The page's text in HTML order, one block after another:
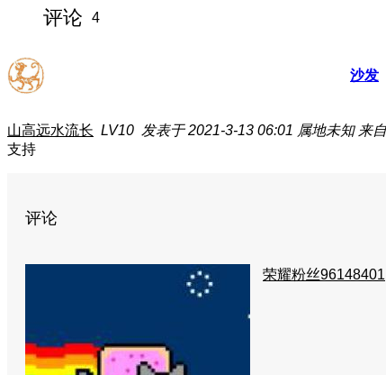
评论 4
沙发
山高远水流长 LV10 发表于 2021-3-13 06:01 属地未知 来
支持
评论
荣耀粉丝96148401